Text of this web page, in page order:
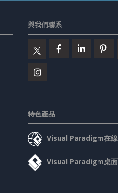
與我們聯系
特色產品
Visual Paradigm在線
Visual Paradigm桌面